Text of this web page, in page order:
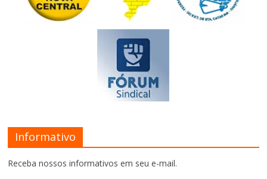
Informativo
Receba nossos informativos em seu e-mail.